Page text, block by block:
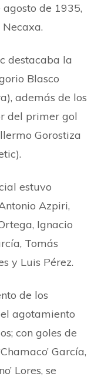
de 1935,
destacaba la
Blasco
además de los
del primer gol
Gorostiza
estuvo
Azpiri,
Ignacio
Tomás
y Luis Pérez.
de los
agotamiento
con goles de
García,
Lores, se